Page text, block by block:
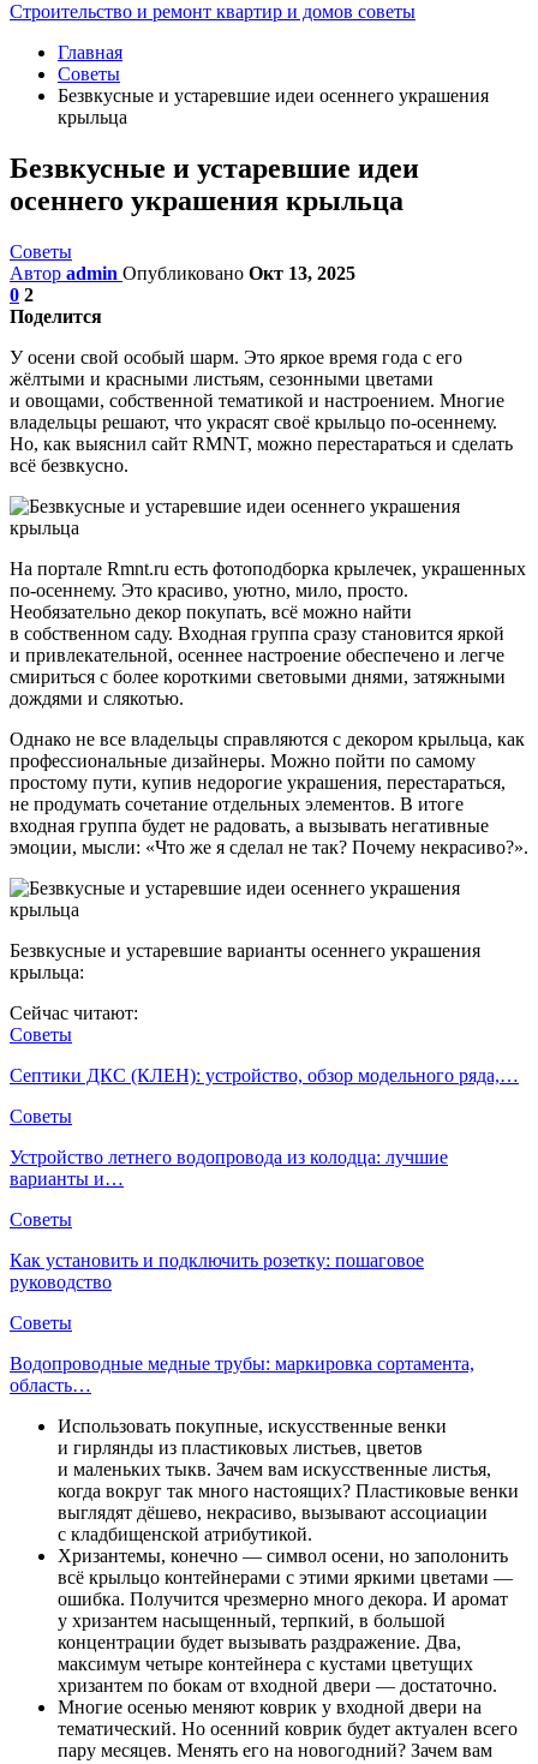
Строительство и ремонт квартир и домов советы
Главная
Советы
Безвкусные и устаревшие идеи осеннего украшения
крыльца
Безвкусные и устаревшие идеи
осеннего украшения крыльца
Советы
Автор admin Опубликовано Окт 13, 2025
0 2
Поделится
У осени свой особый шарм. Это яркое время года с его
жёлтыми и красными листьям, сезонными цветами
и овощами, собственной тематикой и настроением. Многие
владельцы решают, что украсят своё крыльцо по-осеннему.
Но, как выяснил сайт RMNT, можно перестараться и сделать
всё безвкусно.
На портале Rmnt.ru есть фотоподборка крылечек, украшенных
по-осеннему. Это красиво, уютно, мило, просто.
Необязательно декор покупать, всё можно найти
в собственном саду. Входная группа сразу становится яркой
и привлекательной, осеннее настроение обеспечено и легче
смириться с более короткими световыми днями, затяжными
дождями и слякотью.
Однако не все владельцы справляются с декором крыльца, как
профессиональные дизайнеры. Можно пойти по самому
простому пути, купив недорогие украшения, перестараться,
не продумать сочетание отдельных элементов. В итоге
входная группа будет не радовать, а вызывать негативные
эмоции, мысли: «Что же я сделал не так? Почему некрасиво?».
Безвкусные и устаревшие варианты осеннего украшения
крыльца:
Сейчас читают:
Советы
Септики ДКС (КЛЕН): устройство, обзор модельного ряда,…
Советы
Устройство летнего водопровода из колодца: лучшие
варианты и…
Советы
Как установить и подключить розетку: пошаговое
руководство
Советы
Водопроводные медные трубы: маркировка сортамента,
область…
Использовать покупные, искусственные венки
и гирлянды из пластиковых листьев, цветов
и маленьких тыкв. Зачем вам искусственные листья,
когда вокруг так много настоящих? Пластиковые венки
выглядят дёшево, некрасиво, вызывают ассоциации
с кладбищенской атрибутикой.
Хризантемы, конечно — символ осени, но заполонить
всё крыльцо контейнерами с этими яркими цветами —
ошибка. Получится чрезмерно много декора. И аромат
у хризантем насыщенный, терпкий, в большой
концентрации будет вызывать раздражение. Два,
максимум четыре контейнера с кустами цветущих
хризантем по бокам от входной двери — достаточно.
Многие осенью меняют коврик у входной двери на
тематический. Но осенний коврик будет актуален всего
пару месяцев. Менять его на новогодний? Зачем вам